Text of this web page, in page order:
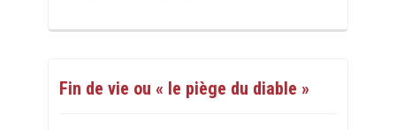
Fin de vie ou « le piège du diable »